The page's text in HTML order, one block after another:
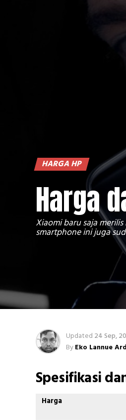
HARGA HP
Harga
Xiaomi baru saja
smartphone ini juga
Updated 24 Sep,
ByEko Lannue
Spesifikasi
Harga